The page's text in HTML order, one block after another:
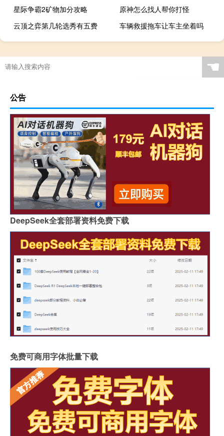
星际争霸2矿物加分攻略
原神怎么找人帮你打怪
云顶之弈第几轮选秀有五费
车辆救援拖车让车主坐着吗
☚
公告
DeepSeek全套部署资料免费下载
免费可商用字体批量下载